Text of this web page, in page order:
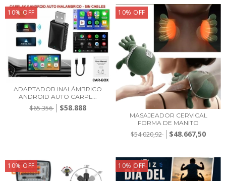
10% OFF
ADAPTADOR INALÁMBRICO
ANDROID AUTO CARPL...
$65.356 $58.888
10% OFF
MASAJEADOR CERVICAL
FORMA DE MANITO
$54.020,92 $48.667,50
10% OFF 10% OFF